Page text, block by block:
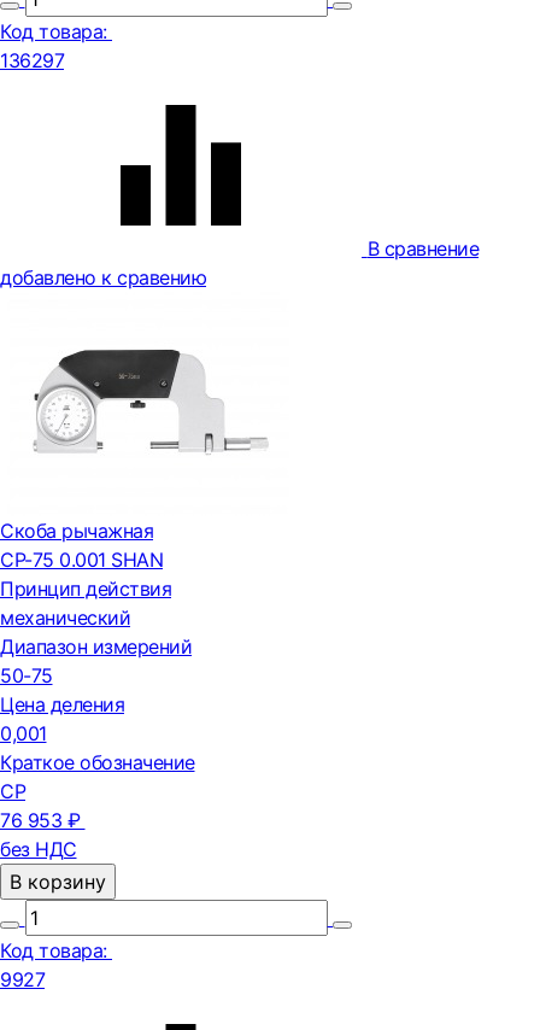
Код товара:
136297
В сравнение
добавлено к сравению
Скоба рычажная
СР-75 0.001 SHAN
Принцип действия
механический
Диапазон измерений
50-75
Цена деления
0,001
Краткое обозначение
СР
76 953 ₽
без НДС
В корзину
Код товара:
9927